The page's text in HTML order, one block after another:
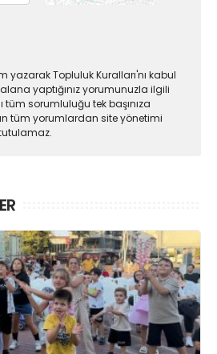
yazarak Topluluk Kuralları'nı kabul
yaptığınız yorumunuzla ilgili
sorumluluğu tek başınıza
tüm yorumlardan site yönetimi